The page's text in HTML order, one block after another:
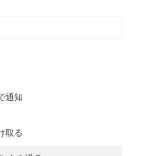
通知
取る